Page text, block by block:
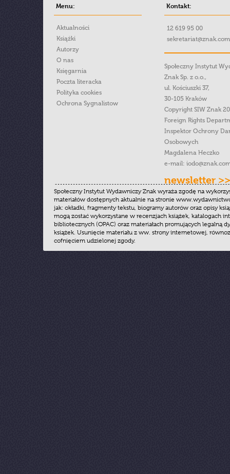
Menu:
Aktualności
Książki
Autorzy
O nas
Księgarnia
Poczta literacka
Polityka cookies
Ochrona Sygnalistow
Kontakt:
12 619 95 00
Społeczny Instytut
Znak Sp. z o.o.,
ul. Kościuszki 37,
30-105 Kraków
Copyright SIW Znak
Foreign Rights
Inspektor Ochrony
Osobowych
Magdalena Heczko
e-mail:
newsletter >>
Społeczny Instytut Wydawniczy Znak wyraża zgodę na
materiałów dostępnych aktualnie na stronie
jak: okładki, fragmenty tekstu, biogramy autorów oraz opisy
mogą zostać wykorzystane w recenzjach książek, katalogach
bibliotecznych (OPAC) oraz materiałach promujących legalną
książek. Usunięcie materiału z ww. strony internetowej,
cofnięciem udzielonej zgody.